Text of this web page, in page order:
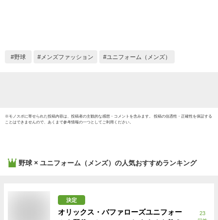
野球 メンズファッション ユニフォーム（メンズ）
※モノスポに寄せられた投稿内容は、投稿者の主観的な感想・コメントを含みます。 投稿の信憑性・正確性を保証する
ことはできませんので、あくまで参考情報の一つとしてご利用ください。
野球 × ユニフォーム（メンズ） の人気おすすめランキング
決定
オリックス・バファローズユニフォー
23